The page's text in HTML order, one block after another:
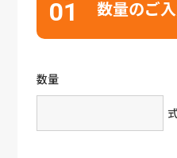
01 数量のご
数量